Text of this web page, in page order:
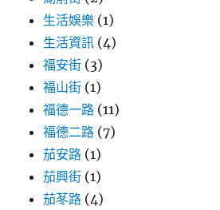
生活娛樂 (1)
生活資訊 (4)
福安街 (3)
福山街 (1)
福德一路 (11)
福德二路 (7)
茄安路 (1)
茄興街 (1)
茄苳路 (4)